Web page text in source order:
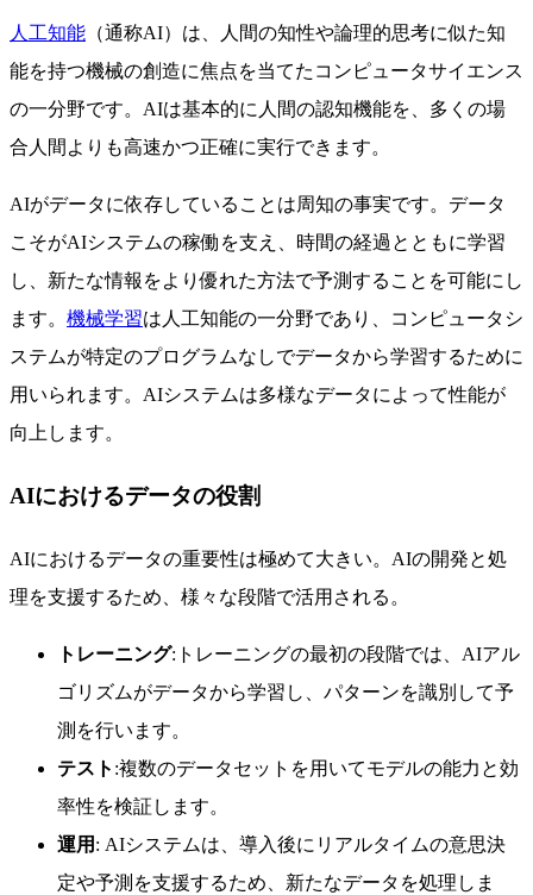
人工知能 （通称AI）は、人間の知性や論理的思考に似た知
能を持つ機械の創造に焦点を当てたコンピュータサイエンス
の一分野です。AIは基本的に人間の認知機能を、多くの場
合人間よりも高速かつ正確に実行できます。
AIがデータに依存していることは周知の事実です。データ
こそがAIシステムの稼働を支え、時間の経過とともに学習
し、新たな情報をより優れた方法で予測することを可能にし
ます。 機械学習は人工知能の一分野であり、コンピュータシ
ステムが特定のプログラムなしでデータから学習するために
用いられます。AIシステムは多様なデータによって性能が
向上します。
AIにおけるデータの役割
AIにおけるデータの重要性は極めて大きい。AIの開発と処
理を支援するため、様々な段階で活用される。
トレーニング:トレーニングの最初の段階では、AIアル
ゴリズムがデータから学習し、パターンを識別して予
測を行います。
テスト :複数のデータセットを用いてモデルの能力と効
率性を検証します。
運用 : AIシステムは、導入後にリアルタイムの意思決
定や予測を支援するため、新たなデータを処理しま